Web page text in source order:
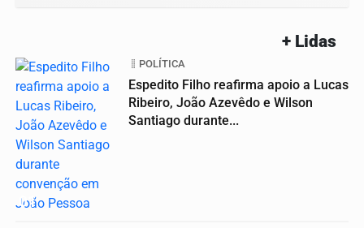
+ Lidas
01
POLÍTICA
Espedito Filho reafirma apoio a Lucas
Ribeiro, João Azevêdo e Wilson
Santiago durante...